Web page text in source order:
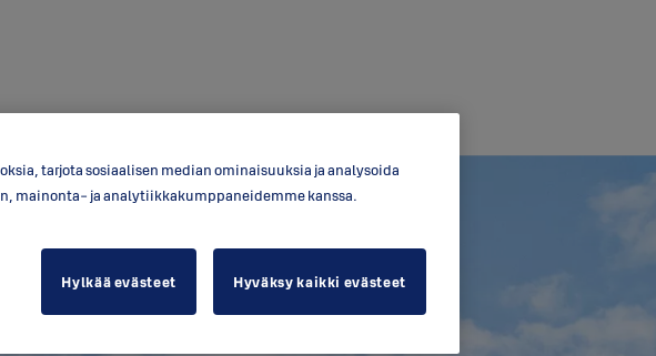
tarjota sosiaalisen median ominaisuuksia ja analysoida
mainonta- ja analytiikkakumppaneidemme kanssa.
Hylkää evästeet
Hyväksy kaikki evästeet